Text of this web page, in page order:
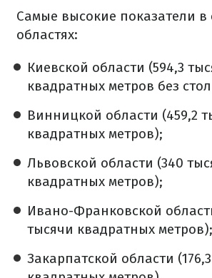
Самые высокие показатели
областях:
Киевской области (594,3
квадратных метров без
Винницкой области (459,2
квадратных метров);
Львовской области (340
квадратных метров);
Ивано-Франковской
тысячи квадратных метров);
Закарпатской области